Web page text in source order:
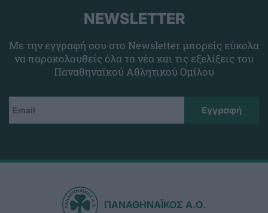
NEWSLETTER
Με την εγγραφή σου στο Newsletter μπορείς εύκολα
να παρακολουθείς όλα τα νέα και τις εξελίξεις του
Παναθηναϊκού Αθλητικού Ομίλου
ΠΑΝΑΘΗΝΑΪΚΟΣ Α.Ο.